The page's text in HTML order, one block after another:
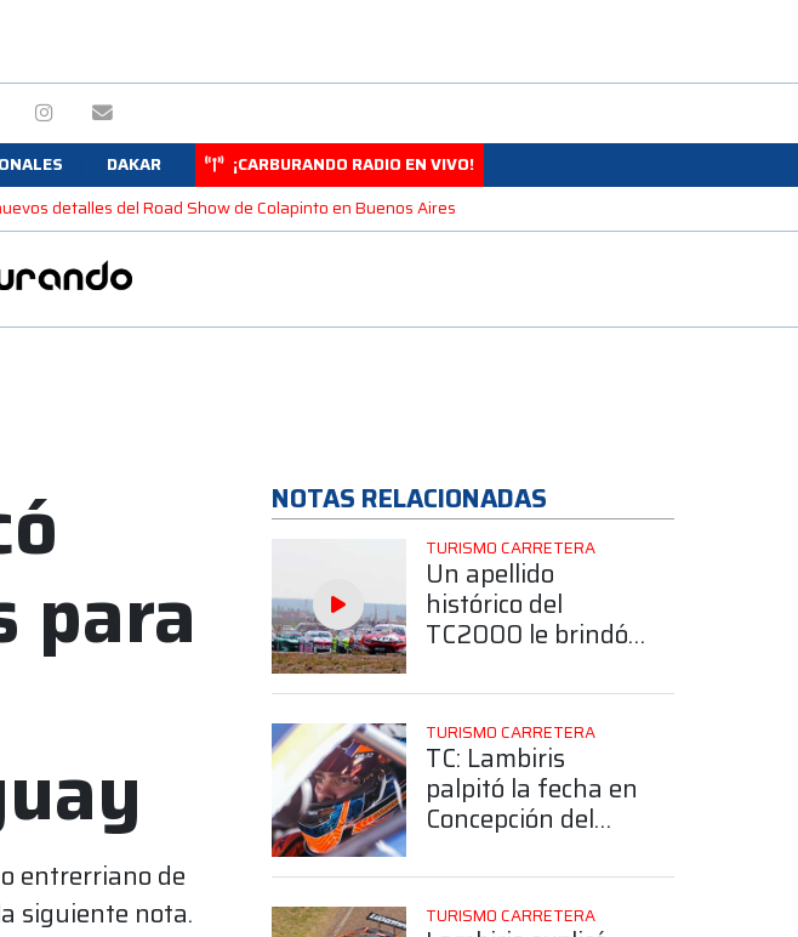
DAKAR
¡CARBURANDO RADIO EN VIVO!
detalles del Road Show de Colapinto en Buenos Aires
para
entrerriano de
siguiente nota.
NOTAS RELACIONADAS
TURISMO CARRETERA
Un apellido
histórico del
TC2000 le brindó
uno de los equipos
top del TC
TURISMO CARRETERA
TC: Lambiris
palpitó la fecha en
Concepción del
que tengamos
confiabilidad y
TURISMO CARRETERA